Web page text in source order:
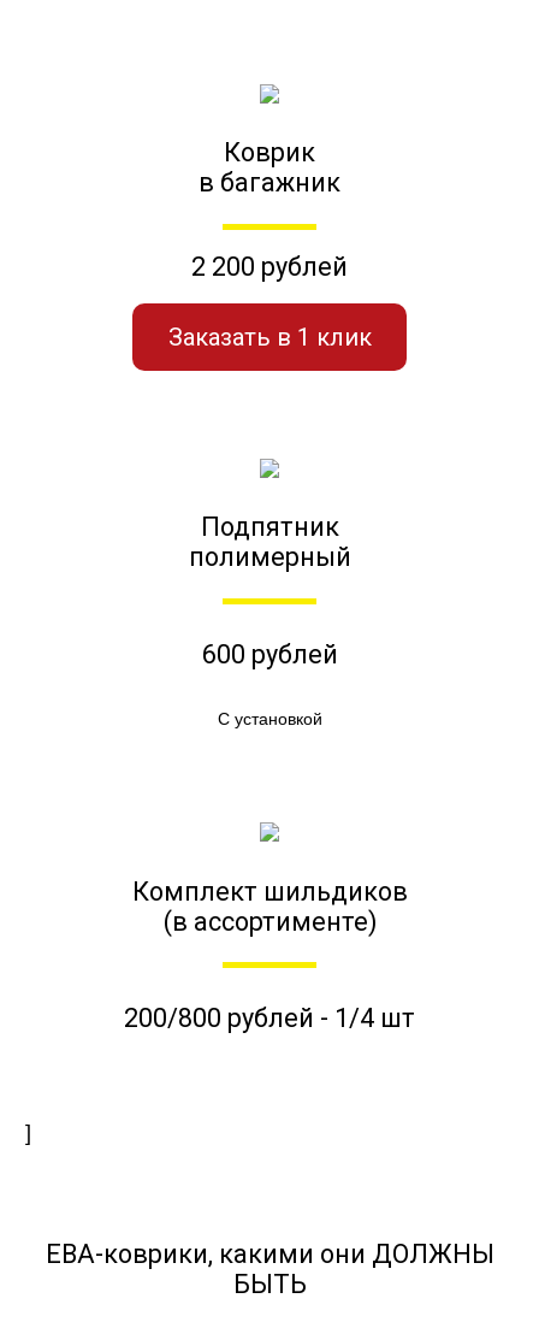
Коврик
в багажник
2 200 рублей
Заказать в 1 клик
Подпятник
полимерный
600 рублей
С установкой
Комплект шильдиков
(в ассортименте)
200/800 рублей - 1/4 шт
]
ЕВА-коврики, какими они ДОЛЖНЫ
БЫТЬ